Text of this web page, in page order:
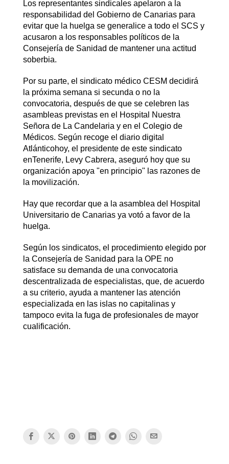
Los representantes sindicales apelaron a la
responsabilidad del Gobierno de Canarias para
evitar que la huelga se generalice a todo el SCS y
acusaron a los responsables políticos de la
Consejería de Sanidad de mantener una actitud
soberbia.
Por su parte, el sindicato médico CESM decidirá
la próxima semana si secunda o no la
convocatoria, después de que se celebren las
asambleas previstas en el Hospital Nuestra
Señora de La Candelaria y en el Colegio de
Médicos. Según recoge el diario digital
Atlánticohoy, el presidente de este sindicato
enTenerife, Levy Cabrera, aseguró hoy que su
organización apoya "en principio" las razones de
la movilización.
Hay que recordar que a la asamblea del Hospital
Universitario de Canarias ya votó a favor de la
huelga.
Según los sindicatos, el procedimiento elegido por
la Consejería de Sanidad para la OPE no
satisface su demanda de una convocatoria
descentralizada de especialistas, que, de acuerdo
a su criterio, ayuda a mantener las atención
especializada en las islas no capitalinas y
tampoco evita la fuga de profesionales de mayor
cualificación.